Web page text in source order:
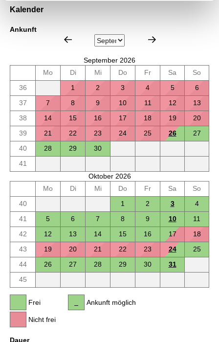
Kalender
Ankunft
September 2026
Mo
Di Mi Do Fr Sa
So
36
1 2 3 4 5
6
37
7 8 9 10 11 12
13
38
14 15 16 17 18 19
20
39
21 22 23 24 25 26
27
40
28 29
30
41
Oktober 2026
Mo
Di Mi Do Fr Sa
So
40
1 2 3
4
41
5 6 7 8 9 10
11
42
12 13 14 15 16 17
18
43
19 20 21 22 23 24
25
44
26 27 28 29 30
31
45
Frei
Nicht frei
Ankunft möglich
Dauer